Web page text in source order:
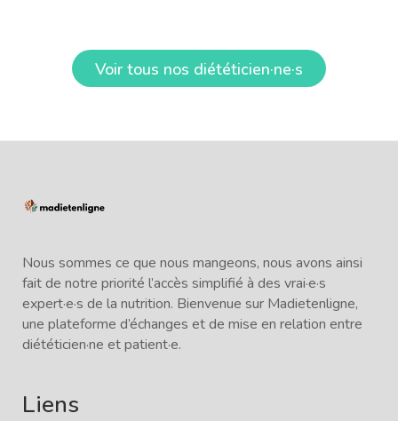
Voir tous nos diététicien·ne·s
Nous sommes ce que nous mangeons, nous avons ainsi
fait de notre priorité l’accès simplifié à des vrai·e·s
expert·e·s de la nutrition. Bienvenue sur Madietenligne,
une plateforme d’échanges et de mise en relation entre
diététicien·ne et patient·e.
Liens